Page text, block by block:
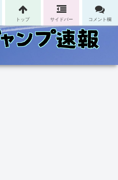
トップ サイドバー コメント欄